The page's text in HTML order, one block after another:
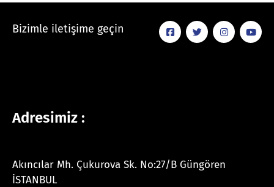
Bizimle iletişime geçin
Adresimiz :
Akıncılar Mh. Çukurova Sk. No:27/B Güngören
İSTANBUL